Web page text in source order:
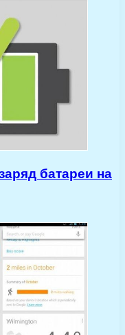
батареи на